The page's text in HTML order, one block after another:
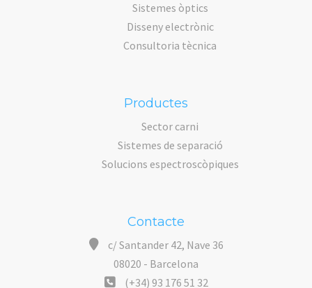
Sistemes òptics
Disseny electrònic
Consultoria tècnica
Productes
Sector carni
Sistemes de separació
Solucions espectroscòpiques
Contacte
c/ Santander 42, Nave 36
08020 - Barcelona
(+34) 93 176 51 32